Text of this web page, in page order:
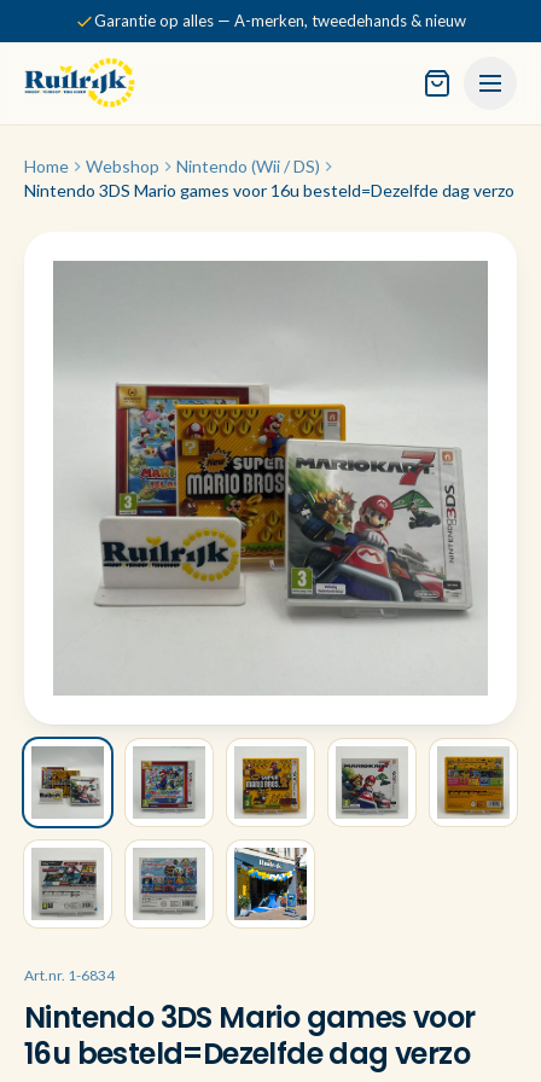
Garantie op alles — A-merken, tweedehands & nieuw
Home Webshop
Nintendo (Wii / DS)
Nintendo 3DS Mario games voor 16u besteld=Dezelfde dag verzo
Art.nr. 1-6834
Nintendo 3DS Mario games voor
16u besteld=Dezelfde dag verzo